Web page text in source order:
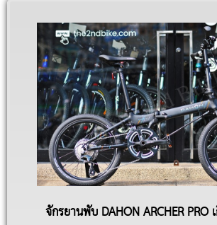
จักรยานพับ DAHON ARCHER PRO